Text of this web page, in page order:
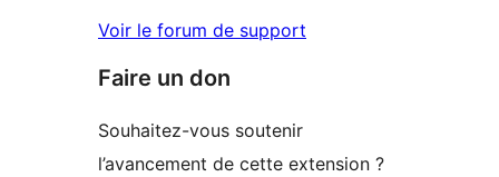
Voir le forum de support
Faire un don
Souhaitez-vous soutenir
l’avancement de cette extension ?